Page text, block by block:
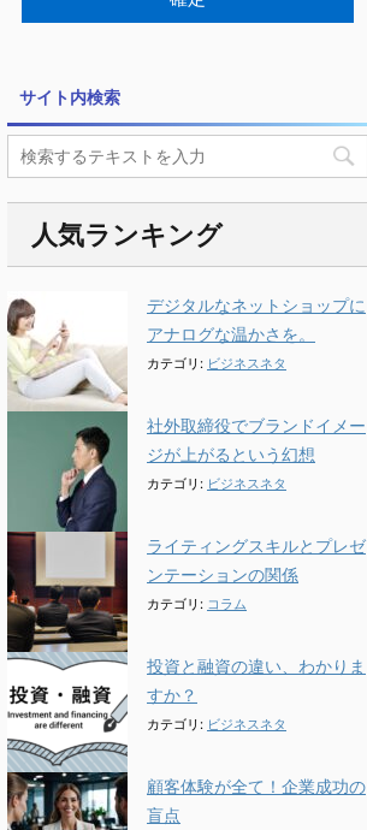
サイト内検索
人気ランキング
デジタルなネットショップに
アナログな温かさを。
カテゴリ: ビジネスネタ
社外取締役でブランドイメー
ジが上がるという幻想
カテゴリ: ビジネスネタ
ライティングスキルとプレゼ
ンテーションの関係
カテゴリ: コラム
投資と融資の違い、わかりま
すか？
カテゴリ: ビジネスネタ
顧客体験が全て！企業成功の
盲点